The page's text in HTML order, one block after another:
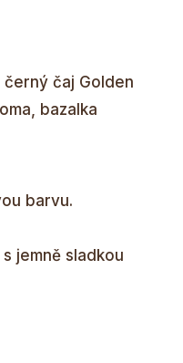
čaj Golden
bazalka
barvu.
jemně sladkou